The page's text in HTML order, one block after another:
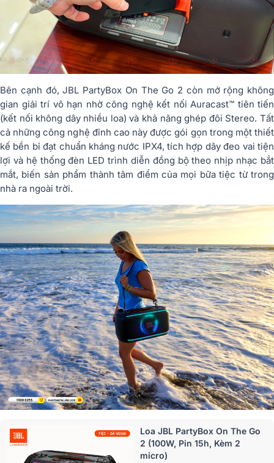
Bên cạnh đó, JBL PartyBox On The Go 2 còn mở rộng không
gian giải trí vô hạn nhờ công nghệ kết nối Auracast™ tiên tiến
(kết nối không dây nhiều loa) và khả năng ghép đôi Stereo. Tất
cả những công nghệ đỉnh cao này được gói gọn trong một thiết
kế bền bỉ đạt chuẩn kháng nước IPX4, tích hợp dây đeo vai tiện
lợi và hệ thống đèn LED trình diễn đồng bộ theo nhịp nhạc bắt
mắt, biến sản phẩm thành tâm điểm của mọi bữa tiệc từ trong
nhà ra ngoài trời.
Loa JBL PartyBox On The Go
2 (100W, Pin 15h, Kèm 2
micro)